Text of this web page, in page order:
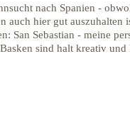
nach Spanien -
auch hier gut auszuhalten
San Sebastian - meine
sind halt kreativ und